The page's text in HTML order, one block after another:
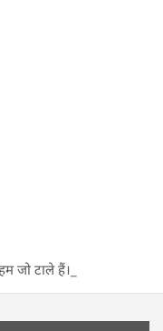
जो टाले हैं।_